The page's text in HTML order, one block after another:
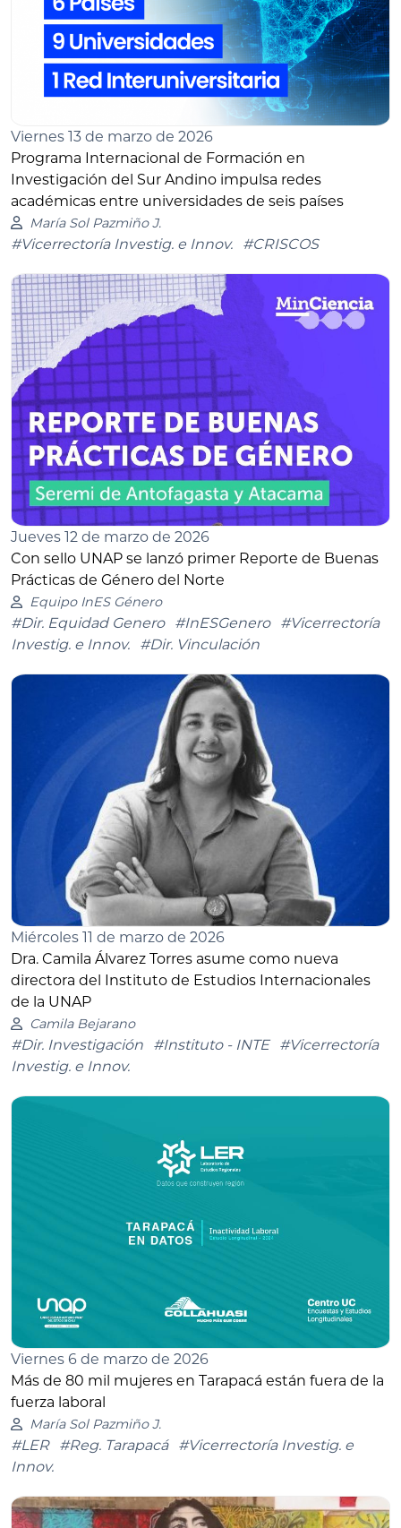
Viernes 13 de marzo de 2026
Programa Internacional de Formación en
Investigación del Sur Andino impulsa redes
académicas entre universidades de seis países
María Sol Pazmiño J.
#Vicerrectoría Investig. e Innov. #CRISCOS
Jueves 12 de marzo de 2026
Con sello UNAP se lanzó primer Reporte de Buenas
Prácticas de Género del Norte
Equipo InES Género
#Dir. Equidad Genero #InESGenero
#Vicerrectoría
Investig. e Innov.
#Dir. Vinculación
Miércoles 11 de marzo de 2026
Dra. Camila Álvarez Torres asume como nueva
directora del Instituto de Estudios Internacionales
de la UNAP
Camila Bejarano
#Dir. Investigación #Instituto - INTE
#Vicerrectoría
Investig. e Innov.
Viernes 6 de marzo de 2026
Más de 80 mil mujeres en Tarapacá están fuera de la
fuerza laboral
María Sol Pazmiño J.
#LER #Reg. Tarapacá
#Vicerrectoría Investig. e
Innov.